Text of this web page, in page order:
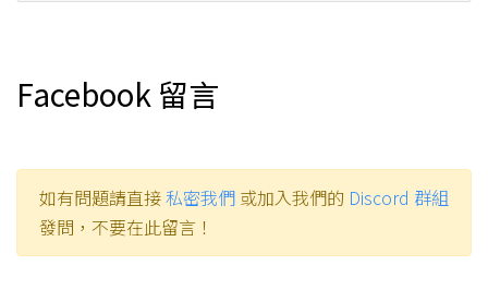
Facebook 留言
如有問題請直接私密我們 或加入我們的 Discord 群組
發問，不要在此留言！